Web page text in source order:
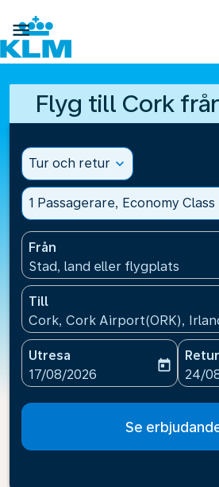

Flyg till Cork
Tur och retur expand_more
1 Passagerare, Economy Class
Från
Stad, land eller flygplats
Till
Cork, Cork Airport(ORK),
Utresa
fc-booking-departure-date-
17/08/2026
today
Retur
fc-
24/
Se